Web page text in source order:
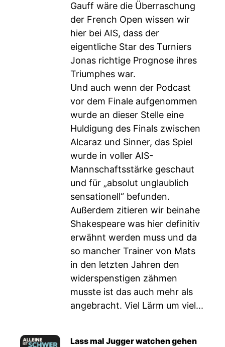
Gauff wäre die Überraschung
der French Open wissen wir
hier bei AIS, dass der
eigentliche Star des Turniers
Jonas richtige Prognose ihres
Triumphes war.
Und auch wenn der Podcast
vor dem Finale aufgenommen
wurde an dieser Stelle eine
Huldigung des Finals zwischen
Alcaraz und Sinner, das Spiel
wurde in voller AIS-
Mannschaftsstärke geschaut
und für „absolut unglaublich
sensationell“ befunden.
Außerdem zitieren wir beinahe
Shakespeare was hier definitiv
erwähnt werden muss und da
so mancher Trainer von Mats
in den letzten Jahren den
widerspenstigen zähmen
musste ist das auch mehr als
angebracht. Viel Lärm um viel...
Lass mal Jugger watchen gehen